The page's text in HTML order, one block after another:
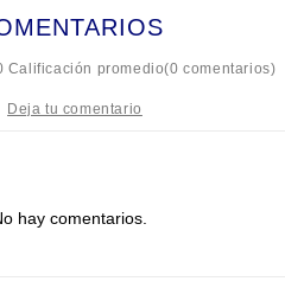
Calificación promedio(0 comentarios)
hay comentarios.